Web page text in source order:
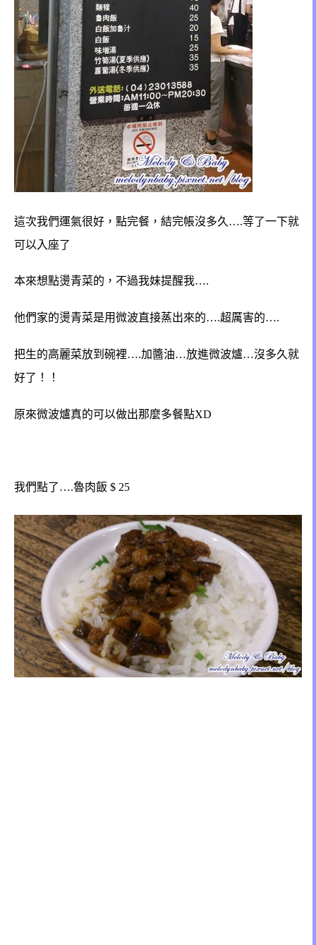
這次我們運氣很好，點完餐，結完帳沒多久….等了一下就
可以入座了
本來想點燙青菜的，不過我妹提醒我….
他們家的燙青菜是用微波直接蒸出來的….超厲害的….
把生的高麗菜放到碗裡….加醬油…放進微波爐…沒多久就
好了！！
原來微波爐真的可以做出那麼多餐點XD
我們點了….魯肉飯 $ 25